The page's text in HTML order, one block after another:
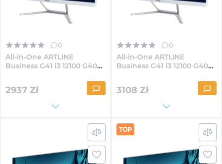
0
All-in-One ARTLINE
Business G41 i3 12100 G40W
2937 Zł
0
All-in-One ARTLINE
Business G41 i3 12100 G40W
3108 Zł